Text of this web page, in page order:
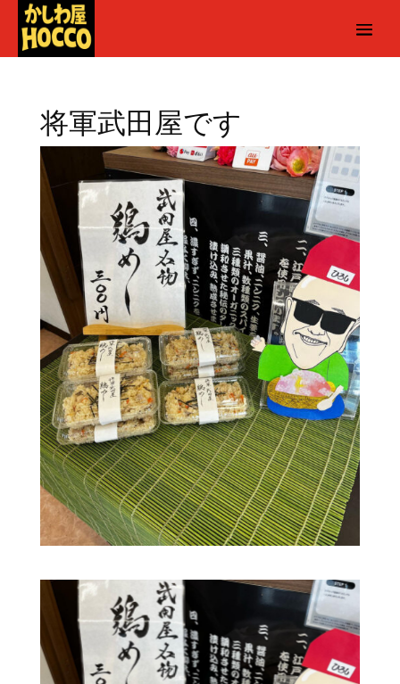
将軍武田屋です